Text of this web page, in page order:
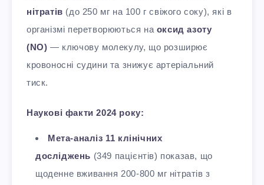
нітратів (до 250 мг на 100 г свіжого соку), які в
організмі перетворюються на оксид азоту
(NO) — ключову молекулу, що розширює
кровоносні судини та знижує артеріальний
тиск.
Наукові факти 2024 року:
Мета-аналіз 11 клінічних
досліджень (349 пацієнтів) показав, що
щоденне вживання 200-800 мг нітратів з